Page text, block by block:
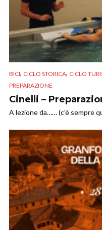
BICI, CICLO STORICA, CICLO
PREPARAZIONE
Cinelli –
A lezione da…… (c’è sempre